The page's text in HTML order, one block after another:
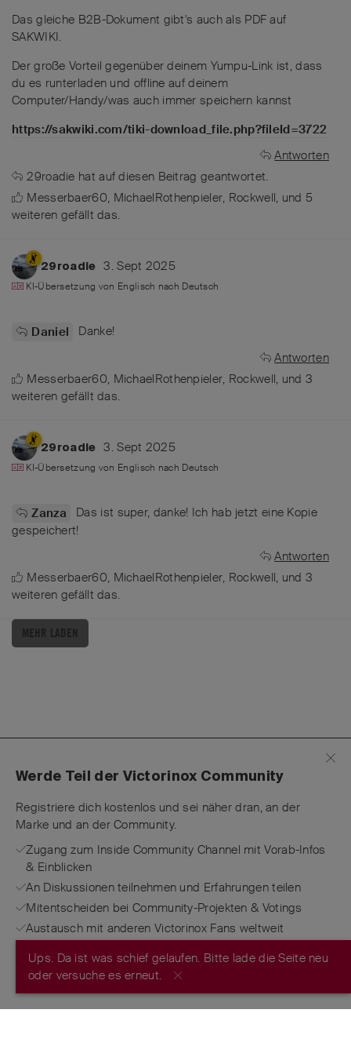
Das gleiche B2B-Dokument gibt's auch als PDF auf
SAKWIKI.
Der große Vorteil gegenüber deinem Yumpu-Link ist, dass
du es runterladen und offline auf deinem
Computer/Handy/was auch immer speichern kannst
https://sakwiki.com/tiki-download_file.php?fileId=3722
Antworten
29roadie hat auf diesen Beitrag geantwortet.
Messerbaer60, MichaelRothenpieler, Rockwell, und 5
weiteren gefällt das.
29roadie 3. Sept 2025
KI-Übersetzung von Englisch nach Deutsch
Daniel
Danke!
Antworten
Messerbaer60, MichaelRothenpieler, Rockwell, und3
weiteren gefällt das.
29roadie 3. Sept 2025
KI-Übersetzung von Englisch nach Deutsch
Zanza
Das ist super, danke! Ich hab jetzt eine Kopie
gespeichert!
Antworten
Messerbaer60, MichaelRothenpieler, Rockwell, und3
weiteren gefällt das.
MEHR LADEN
Ups. Da ist was schief gelaufen. Bitte lade die Seite neu
oder versuche es erneut.
Werde Teil der Victorinox Community
Registriere dich kostenlos und sei näher dran, an der
Marke und an der Community.
Zugang zum Inside Community Channel mit Vorab-Infos
& Einblicken
An Diskussionen teilnehmen und Erfahrungen teilen
Mitentscheiden bei Community-Projekten & Votings
Austausch mit anderen Victorinox Fans weltweit
JETZT REGISTRIEREN